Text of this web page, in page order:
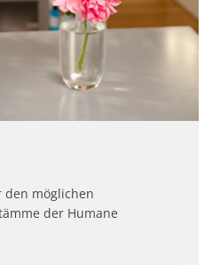
den möglichen
der Humane